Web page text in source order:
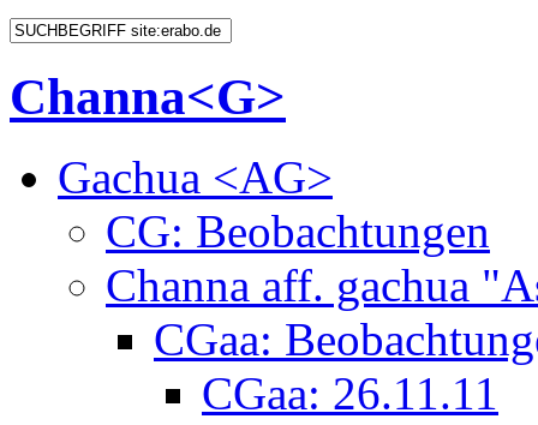
Channa<G>
Gachua <AG>
CG: Beobachtungen
Channa aff. gachua
CGaa:
CGaa: 26.11.11